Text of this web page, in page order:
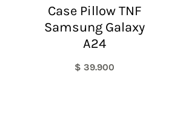
Case Pillow TNF
Samsung Galaxy
A24
$ 39.900